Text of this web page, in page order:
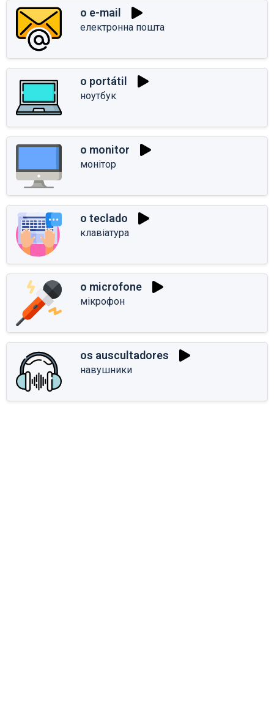
o e-mail
електронна пошта
o portátil
ноутбук
o monitor
монітор
o teclado
клавіатура
o microfone
мікрофон
os auscultadores
навушники